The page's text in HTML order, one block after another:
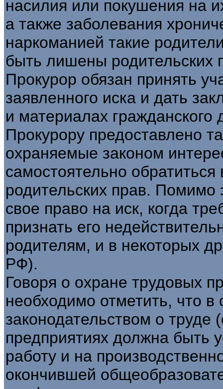
насилия или покушения на
а также заболевания
наркоманией такие
быть лишены родительских
Прокурор обязан принять
заявленного иска и дать
и материалах гражданского
Прокурору предоставлено
охраняемые законом
самостоятельно
родительских прав. Помимо
свое право на иск, когда
признать его
родителям, и в некоторых
РФ).
Говоря о охране трудовых
необходимо отметить, что в
законодательством о
предприятиях должна быть
работу и на
окончившей